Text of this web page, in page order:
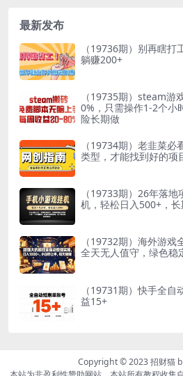
最新发布
（19736期）别再瞎
躺赚200+
（19735期）steam游
0%，只需操作1-2个小
险长期做
（19734期）老韭菜
类型，才能找到好的项
（19733期）26年落
机，轻松日入500+，长
（19732期）海外游戏
全天无人值守，绿色稳
（19731期）快手全
益15+
Copyright © 2023 招财猫